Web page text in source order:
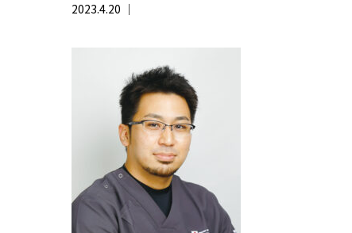
2023.4.20 ｜